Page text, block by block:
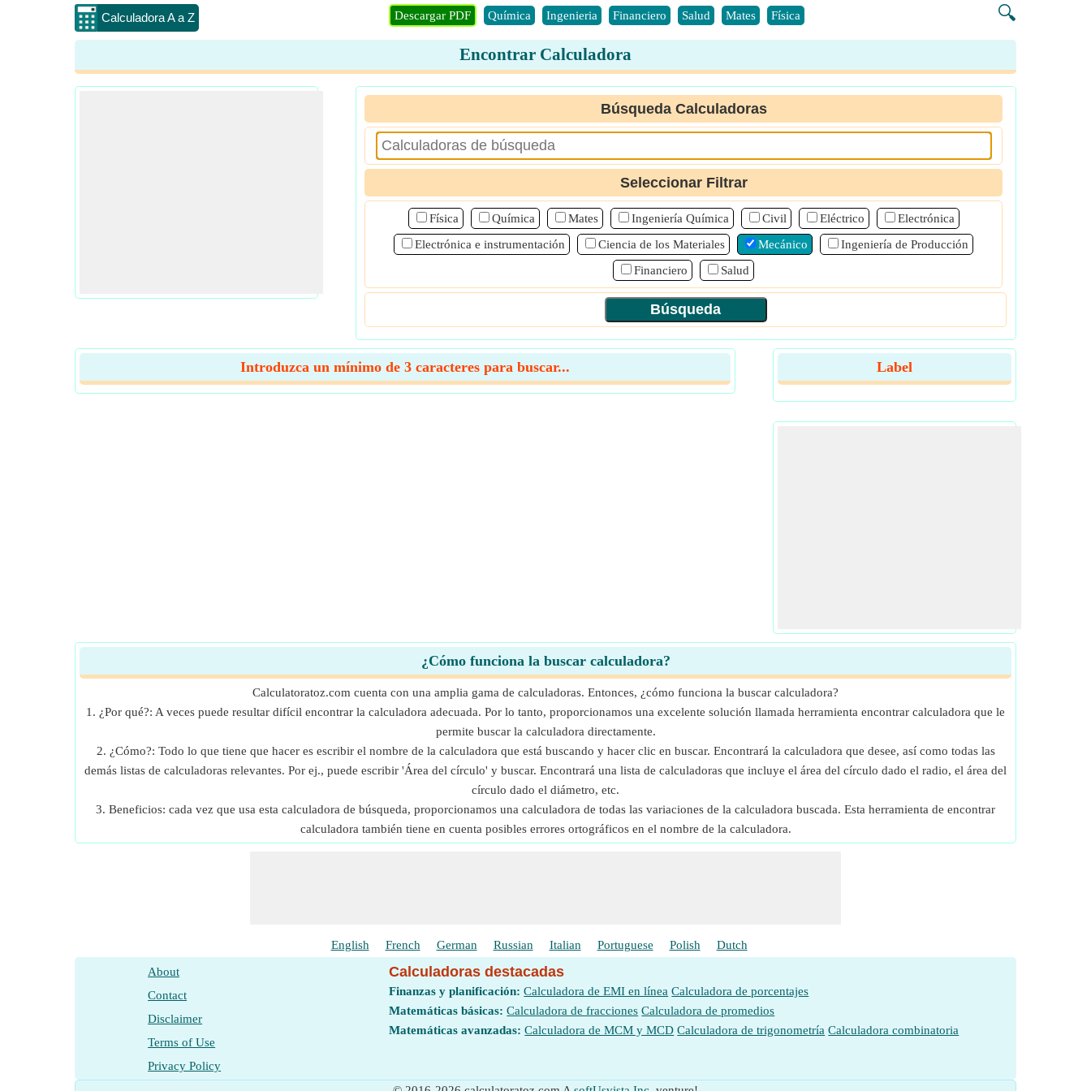
Calculadora A a Z 🔍
Descargar PDF Química Ingenieria Financiero Salud Mates Física
Encontrar Calculadora
Búsqueda Calculadoras
Seleccionar Filtrar
Física Química Mates Ingeniería Química Civil Eléctrico
Electrónica
Electrónica e instrumentación
Ciencia de los Materiales Mecánico
Ingeniería de Producción
Financiero
Salud
Introduzca un mínimo de 3 caracteres para buscar... Label
¿Cómo funciona la buscar calculadora?
Calculatoratoz.com cuenta con una amplia gama de calculadoras. Entonces, ¿cómo funciona la buscar calculadora?
1. ¿Por qué?: A veces puede resultar difícil encontrar la calculadora adecuada. Por lo tanto, proporcionamos una excelente solución llamada herramienta encontrar calculadora que le
permite buscar la calculadora directamente.
2. ¿Cómo?: Todo lo que tiene que hacer es escribir el nombre de la calculadora que está buscando y hacer clic en buscar. Encontrará la calculadora que desee, así como todas las
demás listas de calculadoras relevantes. Por ej., puede escribir 'Área del círculo' y buscar. Encontrará una lista de calculadoras que incluye el área del círculo dado el radio, el área del
círculo dado el diámetro, etc.
3. Beneficios: cada vez que usa esta calculadora de búsqueda, proporcionamos una calculadora de todas las variaciones de la calculadora buscada. Esta herramienta de encontrar
calculadora también tiene en cuenta posibles errores ortográficos en el nombre de la calculadora.
English French German Russian Italian Portuguese Polish Dutch
About
Contact
Disclaimer
Terms of Use
Privacy Policy
Calculadoras destacadas
Finanzas y planificación: Calculadora de EMI en línea Calculadora de porcentajes
Matemáticas básicas: Calculadora de fracciones Calculadora de promedios
Matemáticas avanzadas: Calculadora de MCM y MCD Calculadora de trigonometría Calculadora combinatoria